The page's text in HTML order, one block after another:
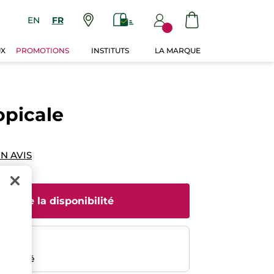
EN FR
PROMOTIONS INSTITUTS LA MARQUE
AVIS
de la disponibilité